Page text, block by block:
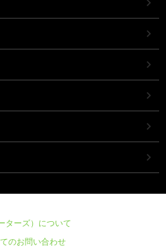
ターズ）について
のお問い合わせ